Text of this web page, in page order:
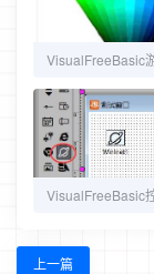
上一篇